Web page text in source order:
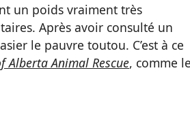
un poids vraiment très
Après avoir consulté un
le pauvre toutou. C’est à ce
Alberta Animal Rescue, comme